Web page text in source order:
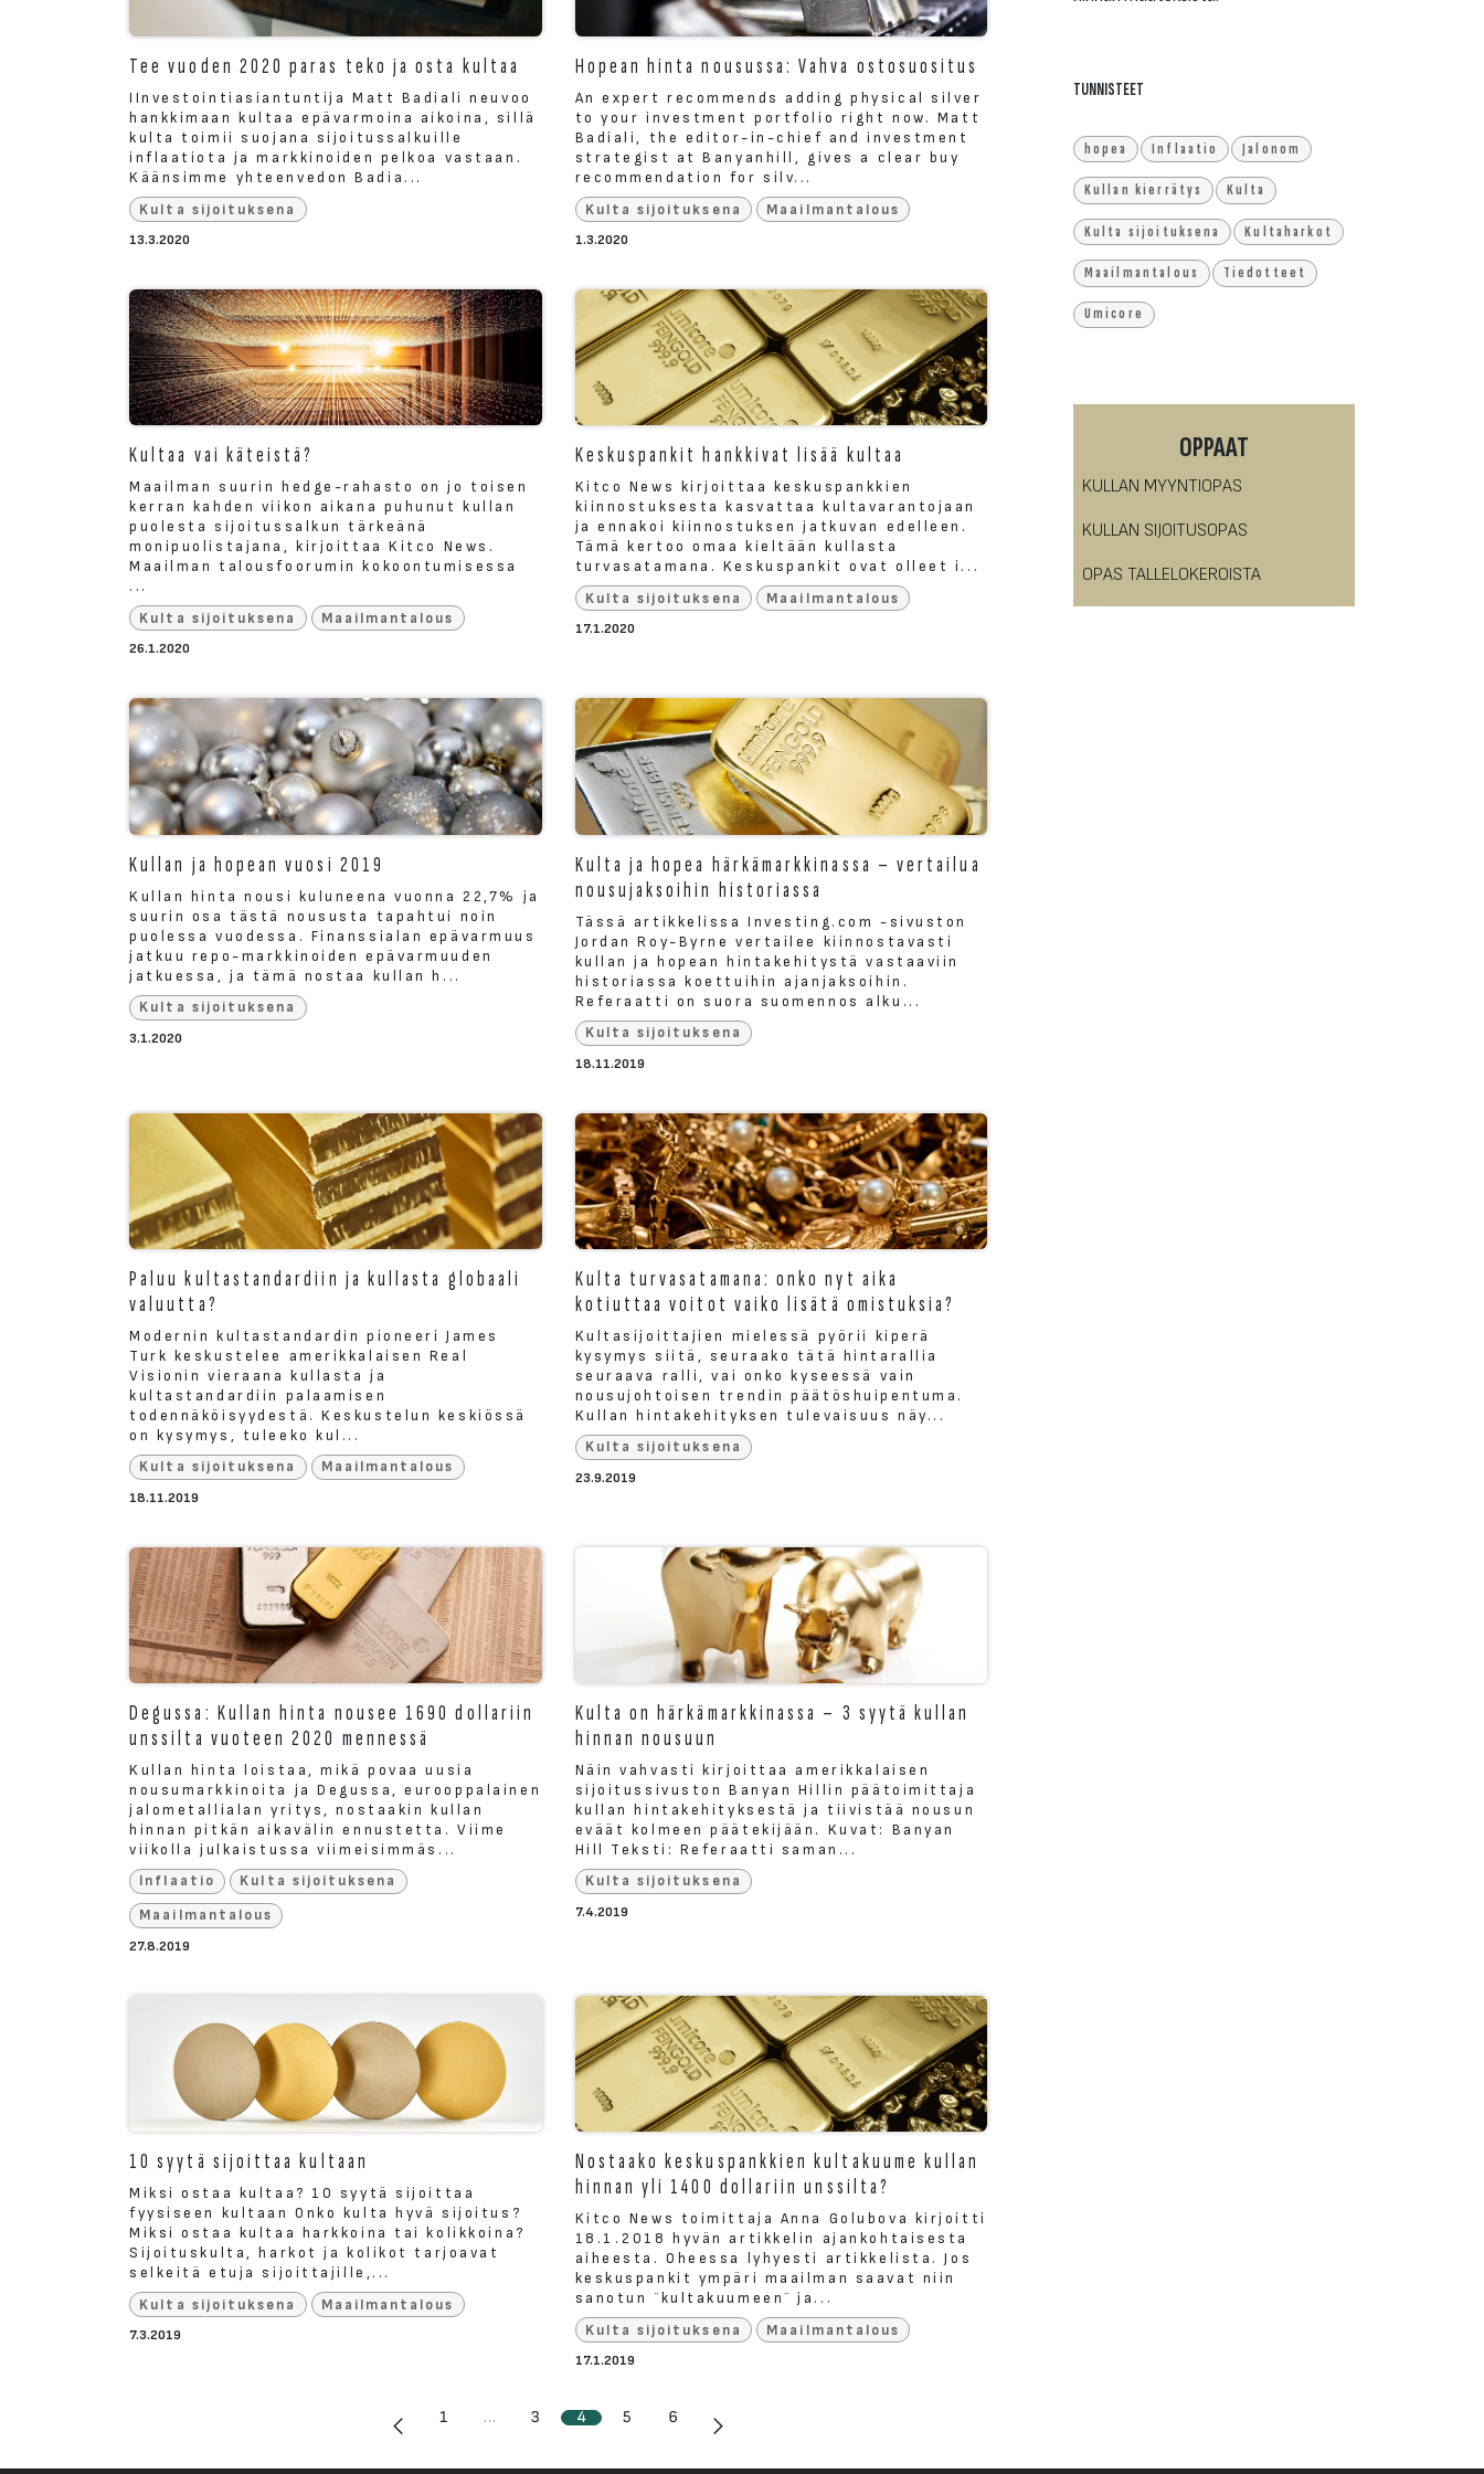
Tee vuoden 2020 paras teko ja osta kultaa
IInvestointiasiantuntija Matt Badiali neuvoo
hankkimaan kultaa epävarmoina aikoina, sillä
kulta toimii suojana sijoitussalkuille
inflaatiota ja markkinoiden pelkoa vastaan.
Käänsimme yhteenvedon Badia...
Kulta sijoituksena
13.3.2020
Hopean hinta nousussa: Vahva ostosuositus
An expert recommends adding physical silver
to your investment portfolio right now. Matt
Badiali, the editor-in-chief and investment
strategist at Banyanhill, gives a clear buy
recommendation for silv...
Kulta sijoituksena
Maailmantalous
1.3.2020
Kultaa vai käteistä?
Maailman suurin hedge-rahasto on jo toisen
kerran kahden viikon aikana puhunut kullan
puolesta sijoitussalkun tärkeänä
monipuolistajana, kirjoittaa Kitco News.
Maailman talousfoorumin kokoontumisessa
...
Kulta sijoituksena
Maailmantalous
26.1.2020
Keskuspankit hankkivat lisää kultaa
Kitco News kirjoittaa keskuspankkien
kiinnostuksesta kasvattaa kultavarantojaan
ja ennakoi kiinnostuksen jatkuvan edelleen.
Tämä kertoo omaa kieltään kullasta
turvasatamana. Keskuspankit ovat olleet i...
Kulta sijoituksena
Maailmantalous
17.1.2020
Kullan ja hopean vuosi 2019
Kullan hinta nousi kuluneena vuonna 22,7% ja
suurin osa tästä noususta tapahtui noin
puolessa vuodessa. Finanssialan epävarmuus
jatkuu repo-markkinoiden epävarmuuden
jatkuessa, ja tämä nostaa kullan h...
Kulta sijoituksena
3.1.2020
Kulta ja hopea härkämarkkinassa – vertailua
nousujaksoihin historiassa
Tässä artikkelissa Investing.com -sivuston
Jordan Roy-Byrne vertailee kiinnostavasti
kullan ja hopean hintakehitystä vastaaviin
historiassa koettuihin ajanjaksoihin.
Referaatti on suora suomennos alku...
Kulta sijoituksena
18.11.2019
Paluu kultastandardiin ja kullasta globaali
valuutta?
Modernin kultastandardin pioneeri James
Turk keskustelee amerikkalaisen Real
Visionin vieraana kullasta ja
kultastandardiin palaamisen
todennäköisyydestä. Keskustelun keskiössä
on kysymys, tuleeko kul...
Kulta sijoituksena
Maailmantalous
18.11.2019
Kulta turvasatamana: onko nyt aika
kotiuttaa voitot vaiko lisätä omistuksia?
Kultasijoittajien mielessä pyörii kiperä
kysymys siitä, seuraako tätä hintarallia
seuraava ralli, vai onko kyseessä vain
nousujohtoisen trendin päätöshuipentuma.
Kullan hintakehityksen tulevaisuus näy...
Kulta sijoituksena
23.9.2019
Degussa: Kullan hinta nousee 1690 dollariin
unssilta vuoteen 2020 mennessä
Kullan hinta loistaa, mikä povaa uusia
nousumarkkinoita ja Degussa, eurooppalainen
jalometallialan yritys, nostaakin kullan
hinnan pitkän aikavälin ennustetta. Viime
viikolla julkaistussa viimeisimmäs...
Inflaatio
Kulta sijoituksena
Maailmantalous
27.8.2019
Kulta on härkämarkkinassa – 3 syytä kullan
hinnan nousuun
Näin vahvasti kirjoittaa amerikkalaisen
sijoitussivuston Banyan Hillin päätoimittaja
kullan hintakehityksestä ja tiivistää nousun
eväät kolmeen päätekijään. Kuvat: Banyan
Hill Teksti: Referaatti saman...
Kulta sijoituksena
7.4.2019
10 syytä sijoittaa kultaan
Miksi ostaa kultaa? 10 syytä sijoittaa
fyysiseen kultaan Onko kulta hyvä sijoitus?
Miksi ostaa kultaa harkkoina tai kolikkoina?
Sijoituskulta, harkot ja kolikot tarjoavat
selkeitä etuja sijoittajille,...
Kulta sijoituksena
Maailmantalous
7.3.2019
Nostaako keskuspankkien kultakuume kullan
hinnan yli 1400 dollariin unssilta?
Kitco News toimittaja Anna Golubova kirjoitti
18.1.2018 hyvän artikkelin ajankohtaisesta
aiheesta. Oheessa lyhyesti artikkelista. Jos
keskuspankit ympäri maailman saavat niin
sanotun ¨kultakuumeen¨ ja...
Kulta sijoituksena
Maailmantalous
17.1.2019
1 … 3 4 5 6
TUNNISTEET
hopea Inflaatio Jalonom
Kullan kierrätys Kulta
Kulta sijoituksena Kultaharkot
Maailmantalous Tiedotteet
Umicore
OPPAAT
KULLAN MYYNTIOPAS
KULLAN SIJOITUSOPAS
OPAS TALLELOKEROISTA